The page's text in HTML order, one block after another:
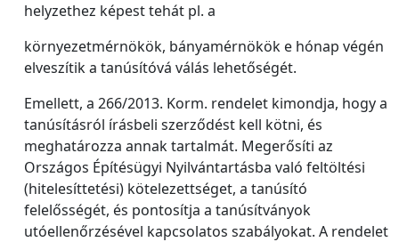
helyzethez képest tehát pl. a
környezetmérnökök, bányamérnökök e hónap végén
elveszítik a tanúsítóvá válás lehetőségét.
Emellett, a 266/2013. Korm. rendelet kimondja, hogy a
tanúsításról írásbeli szerződést kell kötni, és
meghatározza annak tartalmát. Megerősíti az
Országos Építésügyi Nyilvántartásba való feltöltési
(hitelesíttetési) kötelezettséget, a tanúsító
felelősségét, és pontosítja a tanúsítványok
utóellenőrzésével kapcsolatos szabályokat. A rendelet